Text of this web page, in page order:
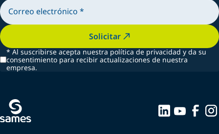
Solicitar
* Al suscribirse acepta nuestra política de privacidad y da su
consentimiento para recibir actualizaciones de nuestra
empresa.